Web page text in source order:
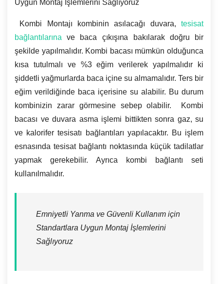
Uygun Montaj İşlemlerini Sağlıyoruz
Kombi Montajı kombinin asılacağı duvara, tesisat
bağlantılarına ve baca çıkışına bakılarak doğru bir
şekilde yapılmalıdır. Kombi bacası mümkün olduğunca
kısa tutulmalı ve %3 eğim verilerek yapılmalıdır ki
şiddetli yağmurlarda baca içine su almamalıdır. Ters bir
eğim verildiğinde baca içerisine su alabilir. Bu durum
kombinizin zarar görmesine sebep olabilir. Kombi
bacası ve duvara asma işlemi bittikten sonra gaz, su
ve kalorifer tesisatı bağlantıları yapılacaktır. Bu işlem
esnasında tesisat bağlantı noktasında küçük tadilatlar
yapmak gerekebilir. Ayrıca kombi bağlantı seti
kullanılmalıdır.
Emniyetli Yanma ve Güvenli Kullanım için
Standartlara Uygun Montaj İşlemlerini
Sağlıyoruz